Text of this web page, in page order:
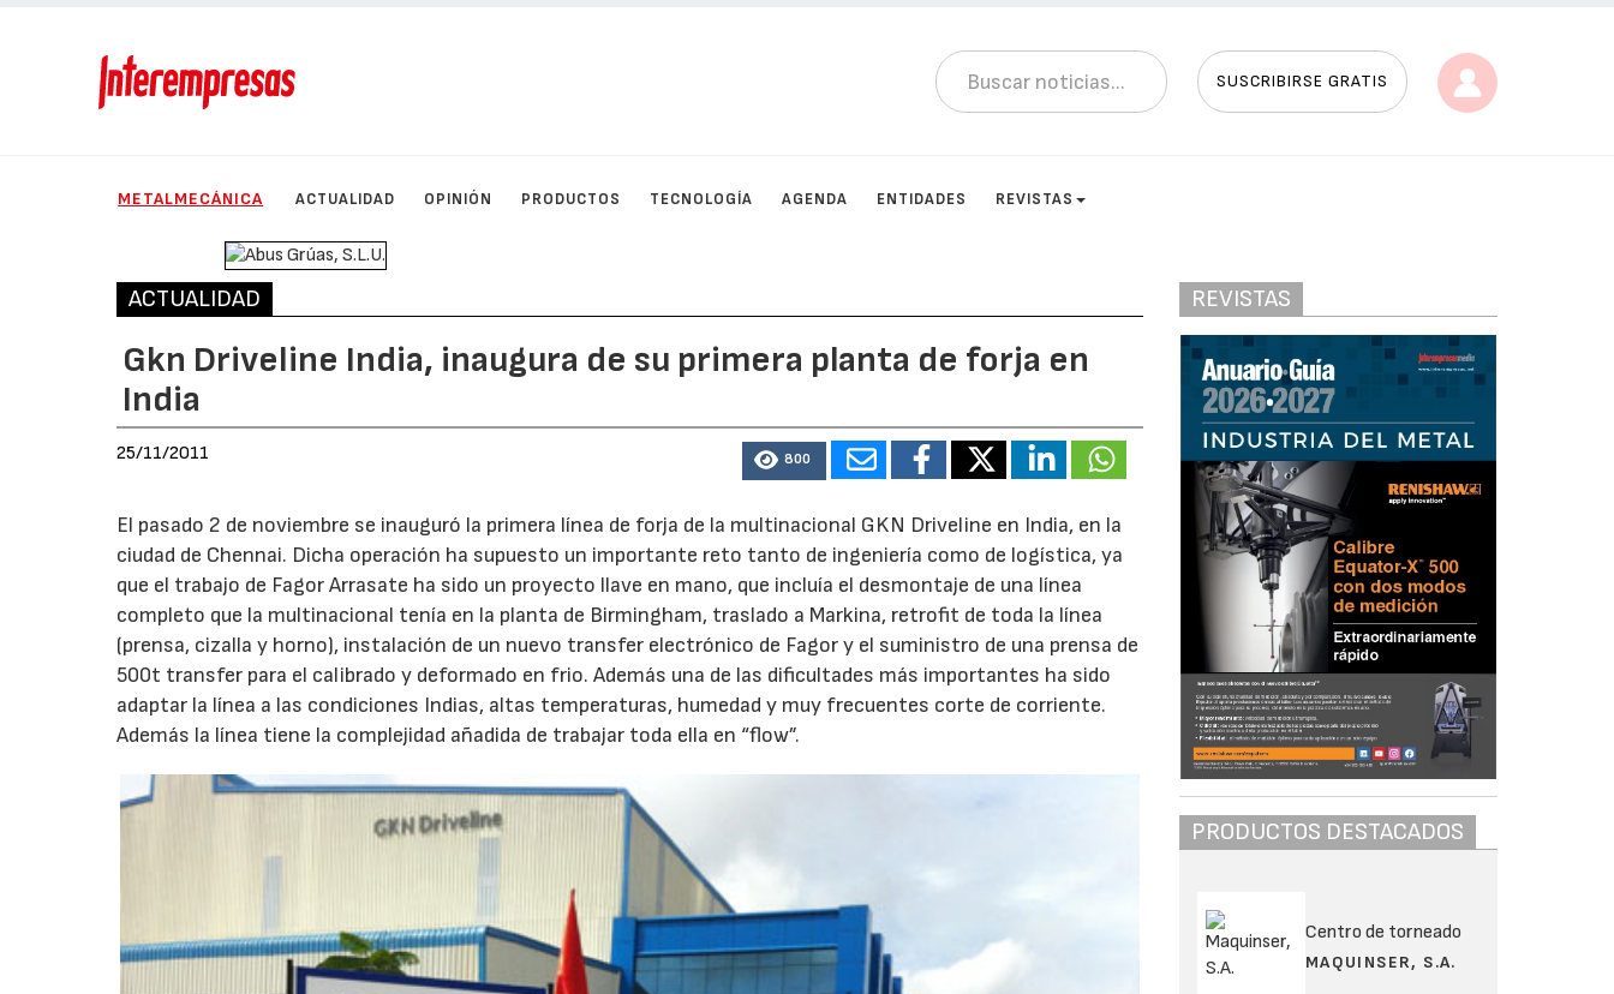
SUSCRIBIRSE GRATIS
METALMECÁNICA ACTUALIDAD OPINIÓN PRODUCTOS TECNOLOGÍA AGENDA ENTIDADES REVISTAS
ACTUALIDAD
Gkn Driveline India, inaugura de su primera planta de forja en
India
25/11/2011 800
El pasado 2 de noviembre se inauguró la primera línea de forja de la multinacional GKN Driveline en India, en la
ciudad de Chennai. Dicha operación ha supuesto un importante reto tanto de ingeniería como de logística, ya
que el trabajo de Fagor Arrasate ha sido un proyecto llave en mano, que incluía el desmontaje de una línea
completo que la multinacional tenía en la planta de Birmingham, traslado a Markina, retrofit de toda la línea
(prensa, cizalla y horno), instalación de un nuevo transfer electrónico de Fagor y el suministro de una prensa de
500t transfer para el calibrado y deformado en frio. Además una de las dificultades más importantes ha sido
adaptar la línea a las condiciones Indias, altas temperaturas, humedad y muy frecuentes corte de corriente.
Además la línea tiene la complejidad añadida de trabajar toda ella en “flow”.
REVISTAS
PRODUCTOS DESTACADOS
Centro de torneado
MAQUINSER, S.A.